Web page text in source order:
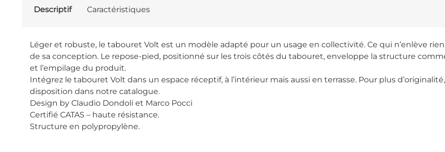
Descriptif Caractéristiques
Léger et robuste, le tabouret Volt est un modèle adapté pour un usage en collectivité. Ce qui n’enlève
de sa conception. Le repose-pied, positionné sur les trois côtés du tabouret, enveloppe la structure
et l’empilage du produit.
Intégrez le tabouret Volt dans un espace réceptif, à l’intérieur mais aussi en terrasse. Pour plus
disposition dans notre catalogue.
Design by Claudio Dondoli et Marco Pocci
Certifié CATAS – haute résistance.
Structure en polypropylène.